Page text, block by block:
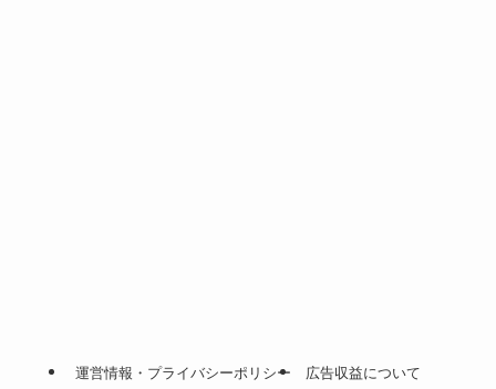
運営情報・プライバシーポリシー 広告収益について